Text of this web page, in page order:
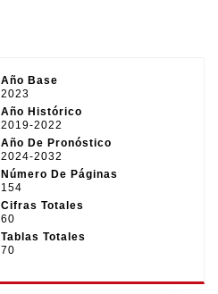
Año Base
2023
Año Histórico
2019-2022
Año De Pronóstico
2024-2032
Número De Páginas
154
Cifras Totales
60
Tablas Totales
70